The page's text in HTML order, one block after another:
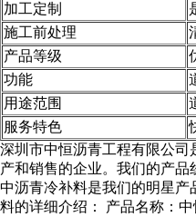
加工定制
施工前处理
产品等级
功能
用途范围
服务特色
深圳市中恒沥青工程有限公
产和销售的企业。我们的产
中沥青冷补料是我们的明星
料的详细介绍： 产品名称：